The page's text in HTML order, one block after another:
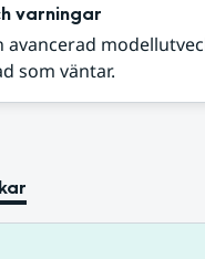
varningar
avancerad
som väntar.